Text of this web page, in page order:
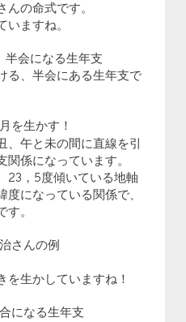
の命式です。
ますね。
る、半会にある生年支で
午と未の間に直線を引
係になっています。
23，5度傾いている地軸
になっている関係で、
。
を生かしていますね！